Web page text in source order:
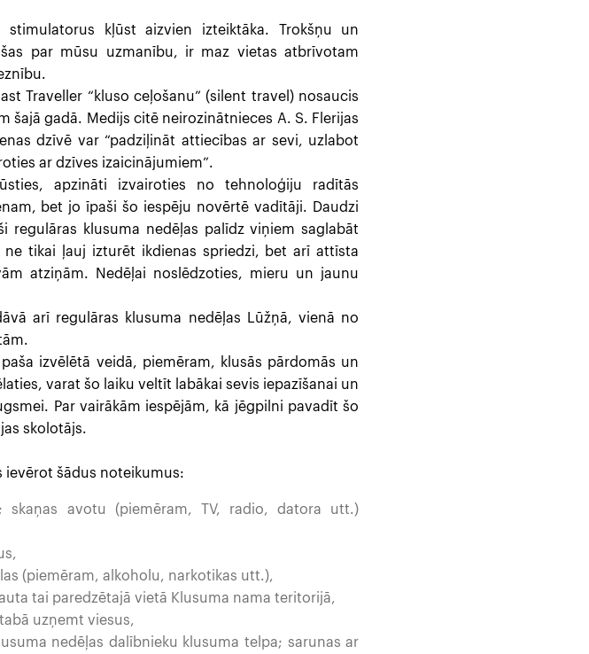
kļūst aizvien izteiktāka. Trokšņu un
par mūsu uzmanību, ir maz vietas atbrīvotam
Traveller “kluso ceļošanu” (silent travel) nosaucis
gadā. Medijs citē neirozinātnieces A. S. Flerijas
dzīvē var “padziļināt attiecības ar sevi, uzlabot
ar dzīves izaicinājumiem”.
apzināti izvairoties no tehnoloģiju radītās
bet jo īpaši šo iespēju novērtē vadītāji. Daudzi
klusuma nedēļas palīdz viņiem saglabāt
tikai ļauj izturēt ikdienas spriedzi, bet arī attīsta
atziņām. Nedēļai noslēdzoties, mieru un jaunu
arī regulāras klusuma nedēļas Lūžņā, vienā no
izvēlētā veidā, piemēram, klusās pārdomās un
varat šo laiku veltīt labākai sevis iepazīšanai un
Par vairākām iespējām, kā jēgpilni pavadīt šo
skolotājs.
ievērot šādus noteikumus:
skaņas avotu (piemēram, TV, radio, datora utt.)
(piemēram, alkoholu, narkotikas utt.),
tai paredzētajā vietā Klusuma nama teritorijā,
uzņemt viesus,
nedēļas dalībnieku klusuma telpa; sarunas ar